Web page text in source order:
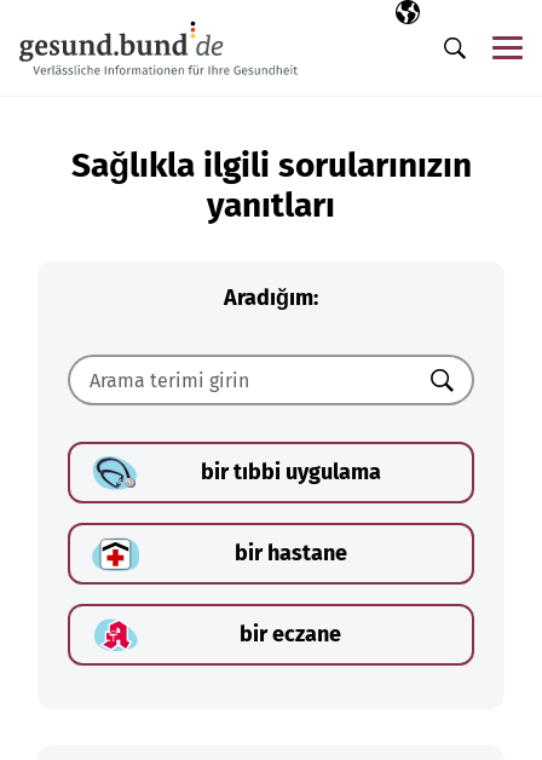
Seçili dil
TR
Arama
Sağlıkla ilgili sorularınızın
yanıtları
Aradığım:
Ara
bir tıbbi uygulama
bir hastane
bir eczane